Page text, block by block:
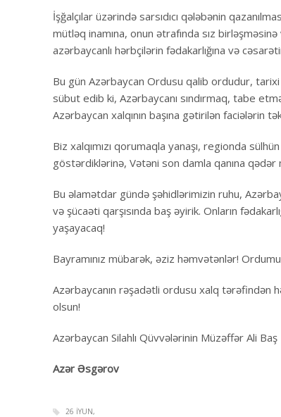
İşğalçılar üzərində sarsıdıcı qələbənin
mütləq inamına, onun ətrafında sız
azərbaycanlı hərbçilərin fədakarlığına və
Bu gün Azərbaycan Ordusu qalib ordudur,
sübut edib ki, Azərbaycanı sındırmaq, tabe
Azərbaycan xalqının başına gətirilən faciələrin
Biz xalqımızı qorumaqla yanaşı, regionda
göstərdiklərinə, Vətəni son damla qanına
Bu əlamətdar gündə şəhidlərimizin ruhu,
və şücaəti qarşısında baş əyirik. Onların
yaşayacaq!
Bayramınız mübarək, əziz həmvətənlər!
Azərbaycanın rəşadətli ordusu xalq tərəfindən
olsun!
Azərbaycan Silahlı Qüvvələrinin Müzəffər Ali
Azər Əsgərov
26 IYUN